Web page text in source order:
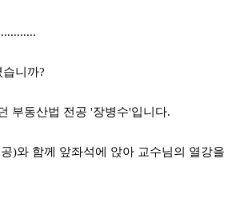
니까?
부동산법 전공 '장병수'입니다.
)와 함께 앞좌석에 앉아 교수님의 열강을